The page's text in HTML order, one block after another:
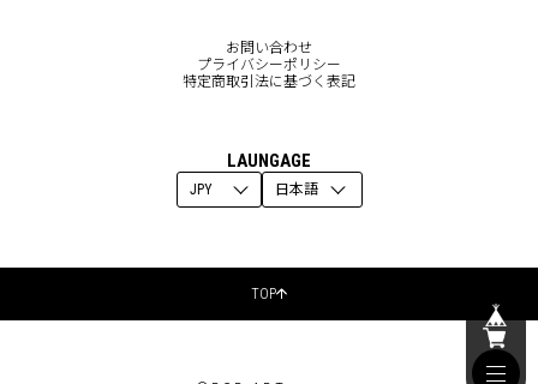
お問い合わせ
プライバシーポリシー
特定商取引法に基づく表記
LAUNGAGE
TOP